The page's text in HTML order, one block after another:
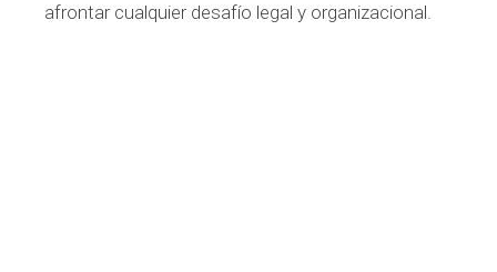
afrontar cualquier desafío legal y organizacional.